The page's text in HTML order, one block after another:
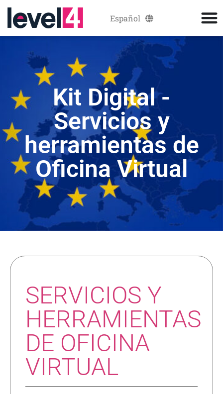
Español
Català
Kit Digital -
Servicios y
herramientas de
Oficina Virtual
SERVICIOS Y
HERRAMIENTAS
DE OFICINA
VIRTUAL